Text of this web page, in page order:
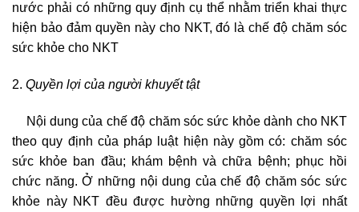
nước phải có những quy định cụ thể nhằm triển khai thực
hiện bảo đảm quyền này cho NKT, đó là chế độ chăm sóc
sức khỏe cho NKT
2. Quyền lợi của người khuyết tật
Nội dung của chế độ chăm sóc sức khỏe dành cho NKT
theo quy định của pháp luật hiện này gồm có: chăm sóc
sức khỏe ban đầu; khám bệnh và chữa bệnh; phục hồi
chức năng. Ở những nội dung của chế độ chăm sóc sức
khỏe này NKT đều được hường những quyền lợi nhất